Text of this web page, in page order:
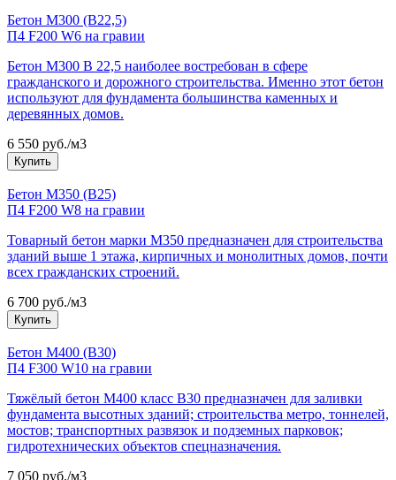
Бетон М300 (В22,5)
П4 F200 W6 на гравии
Бетон М300 В 22,5 наиболее востребован в сфере
гражданского и дорожного строительства. Именно этот бетон
используют для фундамента большинства каменных и
деревянных домов.
6 550 руб./м3
Купить
Бетон М350 (В25)
П4 F200 W8 на гравии
Товарный бетон марки М350 предназначен для строительства
зданий выше 1 этажа, кирпичных и монолитных домов, почти
всех гражданских строений.
6 700 руб./м3
Купить
Бетон М400 (В30)
П4 F300 W10 на гравии
Тяжёлый бетон М400 класс В30 предназначен для заливки
фундамента высотных зданий; строительства метро, тоннелей,
мостов; транспортных развязок и подземных парковок;
гидротехнических объектов спецназначения.
7 050 руб./м3